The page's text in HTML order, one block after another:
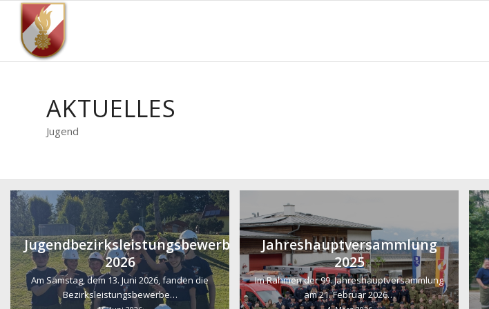
AKTUELLES
Jugend
Jugendbezirksleistungsbewerbe
2026
Am Samstag, dem 13. Juni 2026, fanden die
Bezirksleistungsbewerbe…
Jahreshauptversammlung
2025
Im Rahmen der 99. Jahreshauptversammlung
am 21. Februar 2026…